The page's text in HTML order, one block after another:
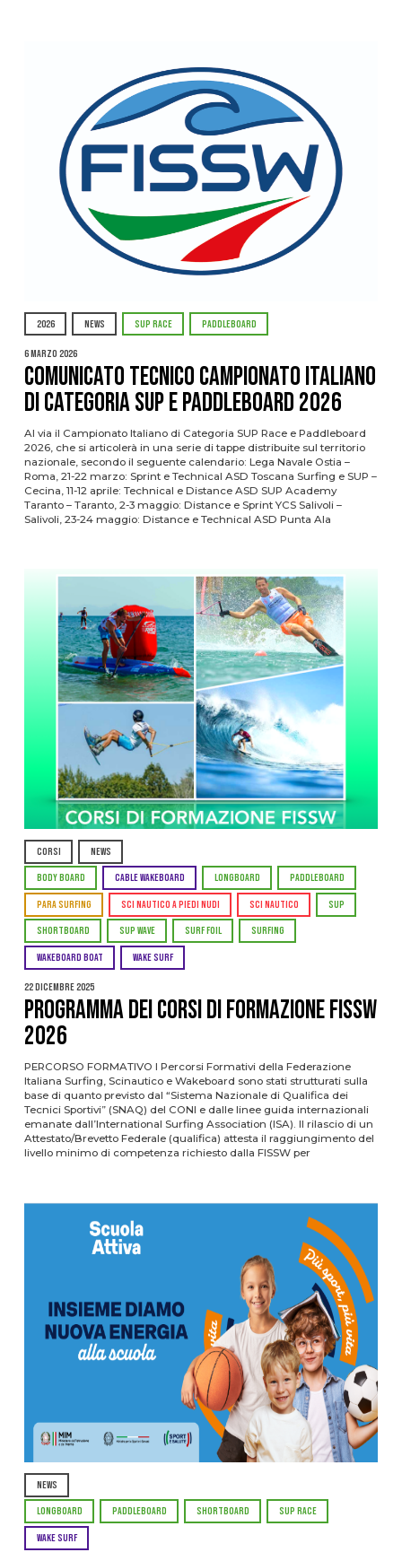
2026 NEWS SUP RACE PADDLEBOARD
6 Marzo 2026
COMUNICATO TECNICO CAMPIONATO ITALIANO
DI CATEGORIA SUP E PADDLEBOARD 2026
Al via il Campionato Italiano di Categoria SUP Race e Paddleboard
2026, che si articolerà in una serie di tappe distribuite sul territorio
nazionale, secondo il seguente calendario: Lega Navale Ostia –
Roma, 21-22 marzo: Sprint e Technical ASD Toscana Surfing e SUP –
Cecina, 11-12 aprile: Technical e Distance ASD SUP Academy
Taranto – Taranto, 2-3 maggio: Distance e Sprint YCS Salivoli –
Salivoli, 23-24 maggio: Distance e Technical ASD Punta Ala
CORSI NEWS
BODY BOARD CABLE WAKEBOARD LONGBOARD PADDLEBOARD
PARA SURFING SCI NAUTICO A PIEDI NUDI SCI NAUTICO SUP
SHORTBOARD SUP WAVE SURF FOIL SURFING
WAKEBOARD BOAT WAKE SURF
22 Dicembre 2025
PROGRAMMA DEI CORSI DI FORMAZIONE FISSW
2026
PERCORSO FORMATIVO I Percorsi Formativi della Federazione
Italiana Surfing, Scinautico e Wakeboard sono stati strutturati sulla
base di quanto previsto dal “Sistema Nazionale di Qualifica dei
Tecnici Sportivi” (SNAQ) del CONI e dalle linee guida internazionali
emanate dall’International Surfing Association (ISA). Il rilascio di un
Attestato/Brevetto Federale (qualifica) attesta il raggiungimento del
livello minimo di competenza richiesto dalla FISSW per
NEWS
LONGBOARD PADDLEBOARD SHORTBOARD SUP RACE
WAKE SURF